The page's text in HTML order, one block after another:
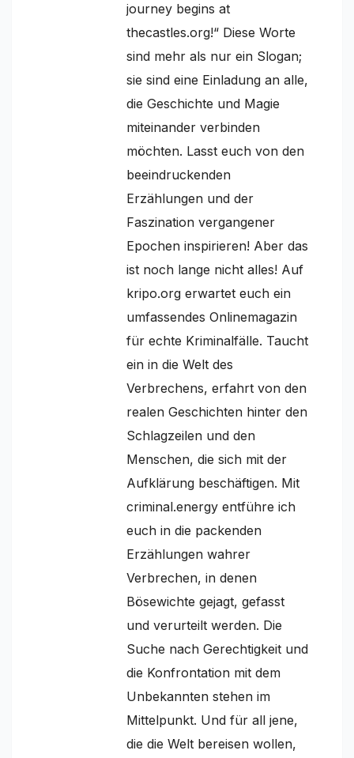
journey begins at
thecastles.org!“ Diese Worte
sind mehr als nur ein Slogan;
sie sind eine Einladung an alle,
die Geschichte und Magie
miteinander verbinden
möchten. Lasst euch von den
beeindruckenden
Erzählungen und der
Faszination vergangener
Epochen inspirieren! Aber das
ist noch lange nicht alles! Auf
kripo.org erwartet euch ein
umfassendes Onlinemagazin
für echte Kriminalfälle. Taucht
ein in die Welt des
Verbrechens, erfahrt von den
realen Geschichten hinter den
Schlagzeilen und den
Menschen, die sich mit der
Aufklärung beschäftigen. Mit
criminal.energy entführe ich
euch in die packenden
Erzählungen wahrer
Verbrechen, in denen
Bösewichte gejagt, gefasst
und verurteilt werden. Die
Suche nach Gerechtigkeit und
die Konfrontation mit dem
Unbekannten stehen im
Mittelpunkt. Und für all jene,
die die Welt bereisen wollen,